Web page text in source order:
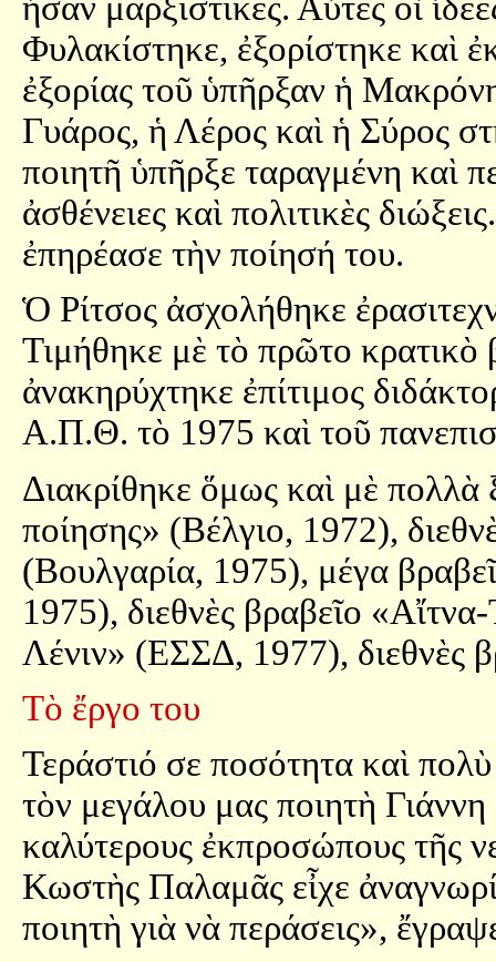
Φυλακίστηκε, ἐξορίστηκε καὶ
ἐξορίας τοῦ ὑπῆρξαν ἡ
Γυάρος, ἡ Λέρος καὶ ἡ Σύρος
ποιητῆ ὑπῆρξε ταραγμένη καὶ
ἀσθένειες καὶ πολιτικὲς
ἐπηρέασε τὴν ποίησή του.
Ὁ Ρίτσος ἀσχολήθηκε
Τιμήθηκε μὲ τὸ πρῶτο κρατικὸ
ἀνακηρύχτηκε ἐπίτιμος
Α.Π.Θ. τὸ 1975 καὶ τοῦ
Διακρίθηκε ὅμως καὶ μὲ πολλὰ
ποίησης» (Βέλγιο, 1972),
(Βουλγαρία, 1975), μέγα
1975), διεθνὲς βραβεῖο
Λένιν» (ΕΣΣΔ, 1977), διεθνὲς
Τὸ ἔργο του
Τεράστιό σε ποσότητα καὶ
τὸν μεγάλου μας ποιητὴ
καλύτερους ἐκπροσώπους τῆς
Κωστὴς Παλαμᾶς εἶχε
ποιητὴ γιὰ νὰ περάσεις»,